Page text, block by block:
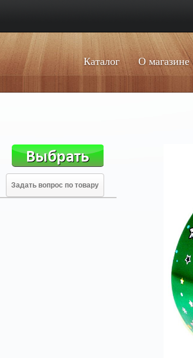
Каталог О магазине
Задать вопрос по товару